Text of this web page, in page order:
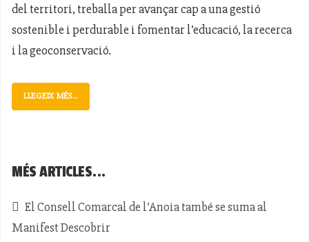
del territori, treballa per avançar cap a una gestió
sostenible i perdurable i fomentar l’educació, la recerca
i la geoconservació.
LLEGEIX MÉS...
MÉS ARTICLES...
El Consell Comarcal de l’Anoia també se suma al
Manifest Descobrir